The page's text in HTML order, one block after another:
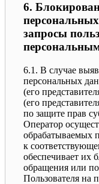
6.
запросы
6.1. В случае
персональных
(его
(его
по защите прав
Оператор
обрабатываемых
к
обеспечивает их
обращения или
Пользователя на